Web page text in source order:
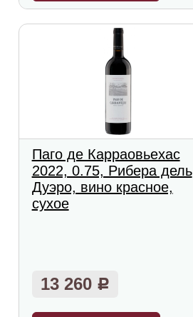
Паго де Карраовьехас
2022, 0.75, Рибера дель
Дуэро, вино красное,
сухое
13 260 Р